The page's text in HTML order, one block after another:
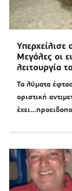
Μεγάλες οι
λειτουργία
Τα λύματα
οριστική